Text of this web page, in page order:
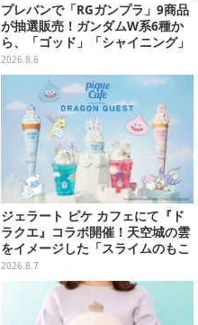
プレバンで「RGガンプラ」9商品
が抽選販売！ガンダムW系6種か
ら、「ゴッド」「シャイニング」
まで
2026.8.6
ジェラート ピケ カフェにて『ド
ラクエ』コラボ開催！天空城の雲
をイメージした「スライムのもこ
もこ天空クレープ」などを提供
2026.8.7